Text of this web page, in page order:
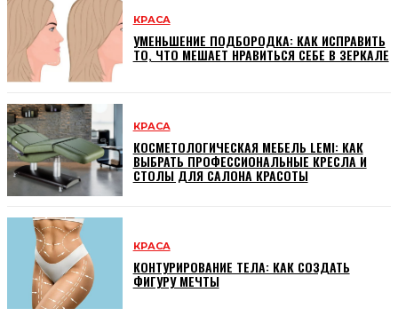
КРАСА
УМЕНЬШЕНИЕ ПОДБОРОДКА: КАК ИСПРАВИТЬ
ТО, ЧТО МЕШАЕТ НРАВИТЬСЯ СЕБЕ В ЗЕРКАЛЕ
КРАСА
КОСМЕТОЛОГИЧЕСКАЯ МЕБЕЛЬ LEMI: КАК
ВЫБРАТЬ ПРОФЕССИОНАЛЬНЫЕ КРЕСЛА И
СТОЛЫ ДЛЯ САЛОНА КРАСОТЫ
КРАСА
КОНТУРИРОВАНИЕ ТЕЛА: КАК СОЗДАТЬ
ФИГУРУ МЕЧТЫ